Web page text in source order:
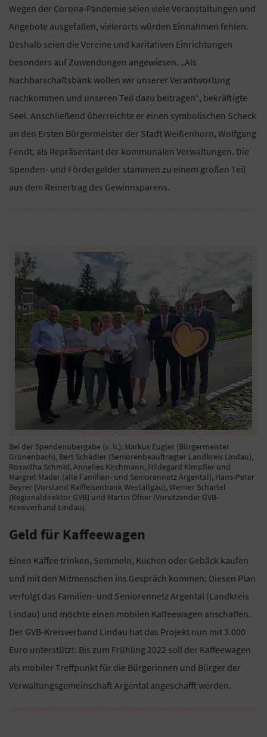
Wegen der Corona-Pandemie seien viele Veranstaltungen und
Angebote ausgefallen, vielerorts würden Einnahmen fehlen.
Deshalb seien die Vereine und karitativen Einrichtungen
besonders auf Zuwendungen angewiesen. „Als
Nachbarschaftsbank wollen wir unserer Verantwortung
nachkommen und unseren Teil dazu beitragen“, bekräftigte
Seel. Anschließend überreichte er einen symbolischen Scheck
an den Ersten Bürgermeister der Stadt Weißenhorn, Wolfgang
Fendt, als Repräsentant der kommunalen Verwaltungen. Die
Spenden- und Fördergelder stammen zu einem großen Teil
aus dem Reinertrag des Gewinnsparens.
Bei der Spendenübergabe (v. li.): Markus Eugler (Bürgermeister
Grünenbach), Bert Schädler (Seniorenbeauftragter Landkreis Lindau),
Roswitha Schmid, Annelies Kirchmann, Hildegard Kimpfler und
Margret Mader (alle Familien- und Seniorennetz Argental), Hans-Peter
Beyrer (Vorstand Raiffeisenbank Westallgäu), Werner Schartel
(Regionaldirektor GVB) und Martin Öfner (Vorsitzender GVB-
Kreisverband Lindau).
Geld für Kaffeewagen
Einen Kaffee trinken, Semmeln, Kuchen oder Gebäck kaufen
und mit den Mitmenschen ins Gespräch kommen: Diesen Plan
verfolgt das Familien- und Seniorennetz Argental (Landkreis
Lindau) und möchte einen mobilen Kaffeewagen anschaffen.
Der GVB-Kreisverband Lindau hat das Projekt nun mit 3.000
Euro unterstützt. Bis zum Frühling 2022 soll der Kaffeewagen
als mobiler Treffpunkt für die Bürgerinnen und Bürger der
Verwaltungsgemeinschaft Argental angeschafft werden.